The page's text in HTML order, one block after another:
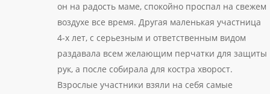
он на радость маме, спокойно проспал на свежем
воздухе все время. Другая маленькая участница
4-х лет, с серьезным и ответственным видом
раздавала всем желающим перчатки для защиты
рук, а после собирала для костра хворост.
Взрослые участники взяли на себя самые